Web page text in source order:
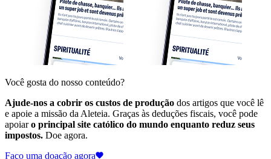
Você gosta do nosso conteúdo?
Ajude-nos a cobrir os custos de produção dos artigos que você lê
e apoie a missão da Aleteia. Graças às deduções fiscais, você pode
apoiaro principal site católico do mundo enquanto reduz seus
impostos. Doe agora.
Faço uma doação agora